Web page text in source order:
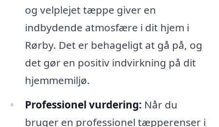
og velplejet tæppe giver en
indbydende atmosfære i dit hjem i
Rørby. Det er behageligt at gå på, og
det gør en positiv indvirkning på dit
hjemmemiljø.
Professionel vurdering: Når du
bruger en professionel tæpperenser i